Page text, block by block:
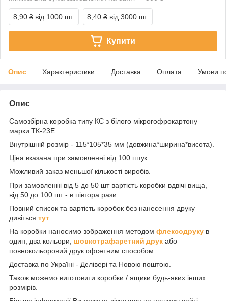
8,90 ₴ від 1000 шт. 8,40 ₴ від 3000 шт.
Купити
Опис Характеристики Доставка Оплата Умови
Опис
Самозбірна коробка типу КС з білого мікрогофрокартону
марки ТК-23Е.
Внутрішній розмір - 115*105*35 мм (довжина*ширина*висота).
Ціна вказана при замовленні від 100 штук.
Можливий заказ меньшої кількості виробів.
При замовленні від 5 до 50 шт вартість коробки вдвічі вища,
від 50 до 100 шт - в півтора рази.
Повний список та вартість коробок без нанесення друку
дивіться тут
На коробки наносимо зображення методом флексодруку в
один, два кольори, шовкотрафаретний друк або
повнокольоровий друк офсетним способом.
Доставка по Україні - Делівері та Новою поштою.
Також можемо виготовити коробки / ящики будь-яких інших
розмірів.